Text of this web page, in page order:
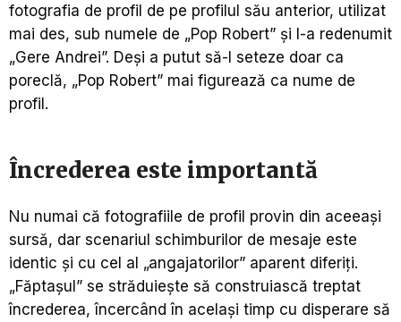
fotografia de profil de pe profilul său anterior, utilizat
mai des, sub numele de „Pop Robert” și l-a redenumit
„Gere Andrei”. Deși a putut să-l seteze doar ca
poreclă, „Pop Robert” mai figurează ca nume de
profil.
Încrederea este importantă
Nu numai că fotografiile de profil provin din aceeași
sursă, dar scenariul schimburilor de mesaje este
identic și cu cel al „angajatorilor” aparent diferiți.
„Făptașul” se străduiește să construiască treptat
încrederea, încercând în același timp cu disperare să